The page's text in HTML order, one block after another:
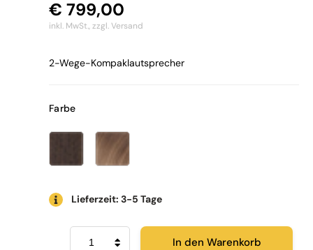
€ 799,00
inkl. MwSt.,zzgl. Versand
2-Wege-Kompaklautsprecher
Farbe
Lieferzeit: 3-5 Tage
Pro-
In den Warenkorb